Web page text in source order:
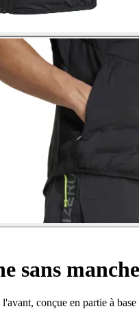
sans
conçue en partie à